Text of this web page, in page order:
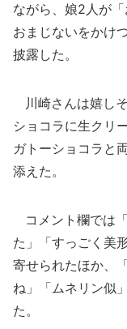
ながら、娘2人が
おまじないをかけ
披露した。
川崎さんは嬉し
ショコラに生クリ
ガトーショコラと
添えた。
コメント欄では
た」「すっごく美
寄せられたほか、
ね」「ムネリン似
た。